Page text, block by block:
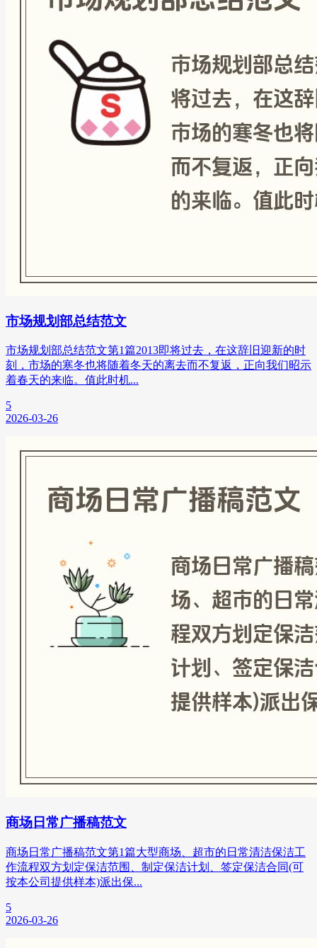
市场规划部总结范文
市场规划部总结范文第1篇2013即将过去，在这辞旧迎新的时
刻，市场的寒冬也将随着冬天的离去而不复返，正向我们昭示
着春天的来临。值此时机...
5
2026-03-26
商场日常广播稿范文
商场日常广播稿范文第1篇大型商场、超市的日常清洁保洁工
作流程双方划定保洁范围、制定保洁计划、签定保洁合同(可
按本公司提供样本)派出保...
5
2026-03-26